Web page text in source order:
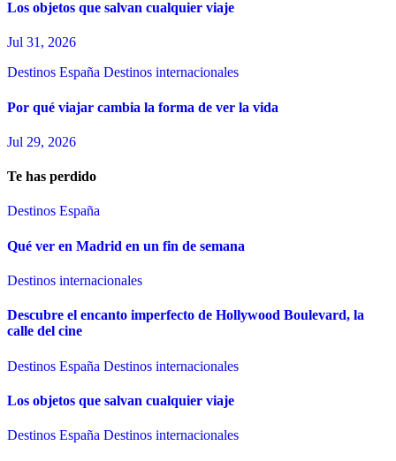
Los objetos que salvan cualquier viaje
Jul 31, 2026
Destinos España Destinos internacionales
Por qué viajar cambia la forma de ver la vida
Jul 29, 2026
Te has perdido
Destinos España
Qué ver en Madrid en un fin de semana
Destinos internacionales
Descubre el encanto imperfecto de Hollywood Boulevard, la
calle del cine
Destinos España Destinos internacionales
Los objetos que salvan cualquier viaje
Destinos España Destinos internacionales